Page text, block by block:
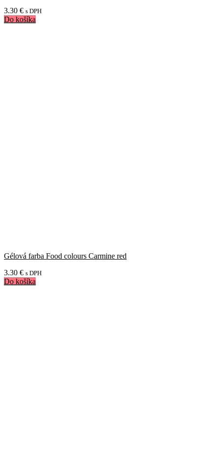
3.30 € s DPH
Do košíka
Gélová farba Food colours Carmine red
3.30 € s DPH
Do košíka